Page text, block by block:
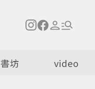
坊 video